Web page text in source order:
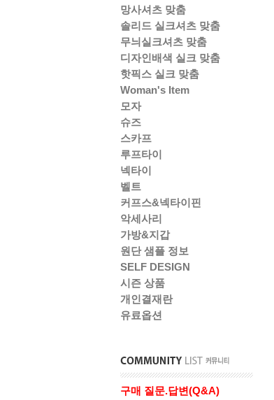
망사셔츠 맞춤
솔리드 실크셔츠 맞춤
무늬실크셔츠 맞춤
디자인배색 실크 맞춤
핫픽스 실크 맞춤
Woman's Item
모자
슈즈
스카프
루프타이
넥타이
벨트
커프스&넥타이핀
악세사리
가방&지갑
원단 샘플 정보
SELF DESIGN
시즌 상품
개인결재란
유료옵션
구매 질문.답변(Q&A)